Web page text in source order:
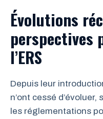
Évolutions
perspectives
l’ERS
Depuis leur
n’ont cessé
les réglementations